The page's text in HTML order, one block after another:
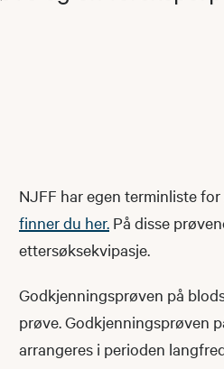
NJFF har egen terminliste
finner du her. På disse
ettersøksekvipasje.
Godkjenningsprøven på
prøve. Godkjenningsprøven
arrangeres i perioden